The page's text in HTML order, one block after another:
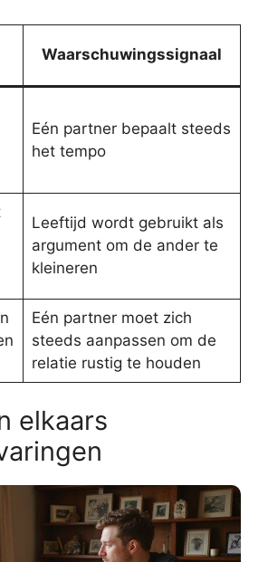
Waarschuwingssignaal
Eén partner bepaalt steeds
het tempo
Leeftijd wordt gebruikt als
argument om de ander te
kleineren
Eén partner moet zich
steeds aanpassen om de
relatie rustig te houden
elkaars